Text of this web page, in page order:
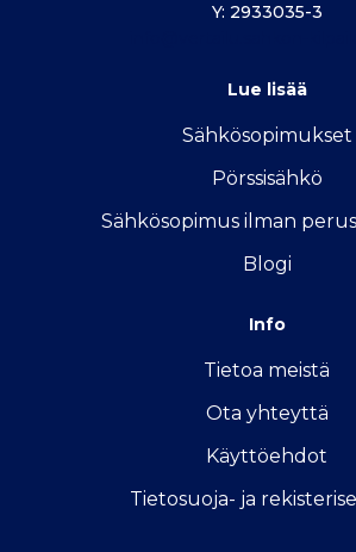
Y: 2933035-3
Lue lisää
Sähkösopimukset
Pörssisähkö
Sähkösopimus ilman
Blogi
Info
Tietoa meistä
Ota yhteyttä
Käyttöehdot
Tietosuoja- ja